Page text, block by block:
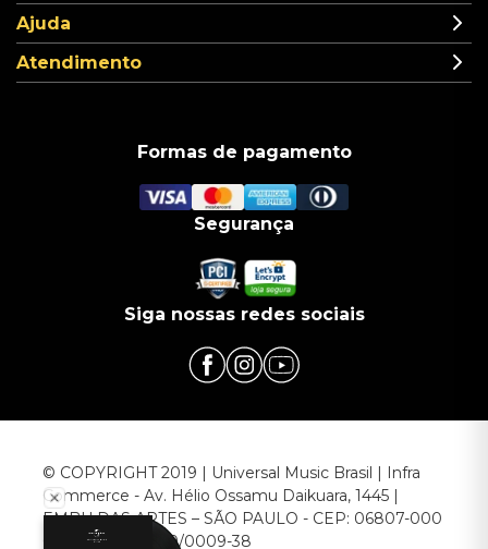
Ajuda
Atendimento
Formas de pagamento
Segurança
Siga nossas redes sociais
© COPYRIGHT 2019 | Universal Music Brasil | Infra
Commerce - Av. Hélio Ossamu Daikuara, 1445 |
EMBU DAS ARTES – SÃO PAULO - CEP: 06807-000
CNPJ: 00.952.789/0009-38